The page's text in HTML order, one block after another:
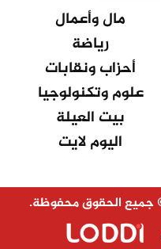
مال وأعمال
رياضة
أحزاب ونقابات
علوم وتكنولوجيا
بيت العيلة
اليوم لايت